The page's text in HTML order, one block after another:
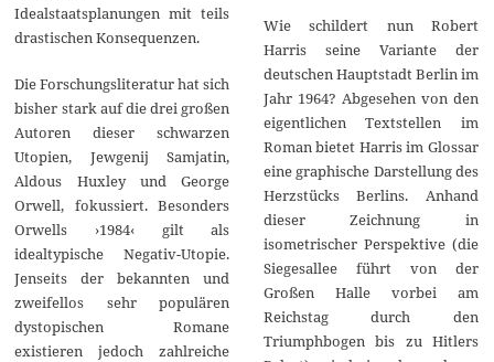
Idealstaatsplanungen mit teils
drastischen Konsequenzen.
Die Forschungsliteratur hat sich
bisher stark auf die drei großen
Autoren dieser schwarzen
Utopien, Jewgenij Samjatin,
Aldous Huxley und George
Orwell, fokussiert. Besonders
Orwells ›1984‹ gilt als
idealtypische Negativ-Utopie.
Jenseits der bekannten und
zweifellos sehr populären
dystopischen Romane
existieren jedoch zahlreiche
Wie schildert nun Robert
Harris seine Variante der
deutschen Hauptstadt Berlin im
Jahr 1964? Abgesehen von den
eigentlichen Textstellen im
Roman bietet Harris im Glossar
eine graphische Darstellung des
Herzstücks Berlins. Anhand
dieser Zeichnung in
isometrischer Perspektive (die
Siegesallee führt von der
Großen Halle vorbei am
Reichstag durch den
Triumphbogen bis zu Hitlers